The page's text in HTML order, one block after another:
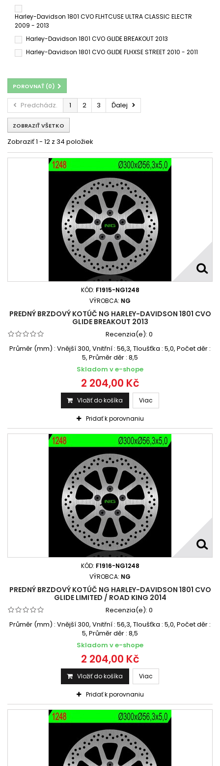
Harley-Davidson 1801 CVO FLHTCUSE ULTRA CLASSIC ELECTR
2009 - 2013
Harley-Davidson 1801 CVO GLIDE BREAKOUT 2013
Harley-Davidson 1801 CVO GLIDE FLHXSE STREET 2010 - 2011
Harley-Davidson 1801 CVO GLIDE LIMITED 2014
Harley-Davidson 1801 CVO GLIDE PRO STREET BREAKOUT 2014
Harley-Davidson 1801 CVO GLIDE ROAD GLIDE ULTRA 2011
Harley-Davidson 1801 CVO GLIDE SOFTAIL DELUXE 2014 - 2015
Harley-Davidson 1801 CVO GLIDE STREET 2010 - 2011
Harley-Davidson 1801 DYNA FXDLS LOW RIDER S 2016 - 2017
POROVNAŤ (0)
Predchádz. 1 2 3 Ďalej
ZOBRAZIŤ VŠETKO
Zobraziť 1 - 12 z 34 položiek
KÓD: F1915-NG1248
VÝROBCA: NG
PREDNÝ BRZDOVÝ KOTÚČ NG HARLEY-DAVIDSON 1801 CVO
GLIDE BREAKOUT 2013
Recenzia(e): 0
Průměr (mm) : Vnější 300, Vnitřní : 56,3, Tloušťka : 5,0, Počet děr :
5, Průměr děr : 8,5
Skladom v e-shope
2 204,00 Kč
Vložiť do košíka Viac
Pridať k porovnaniu
KÓD: F1916-NG1248
VÝROBCA: NG
PREDNÝ BRZDOVÝ KOTÚČ NG HARLEY-DAVIDSON 1801 CVO
GLIDE LIMITED / ROAD KING 2014
Recenzia(e): 0
Průměr (mm) : Vnější 300, Vnitřní : 56,3, Tloušťka : 5,0, Počet děr :
5, Průměr děr : 8,5
Skladom v e-shope
2 204,00 Kč
Vložiť do košíka Viac
Pridať k porovnaniu